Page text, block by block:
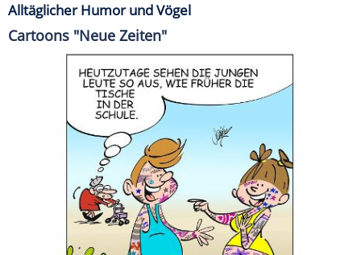
Alltäglicher Humor und Vögel
Cartoons "Neue Zeiten"